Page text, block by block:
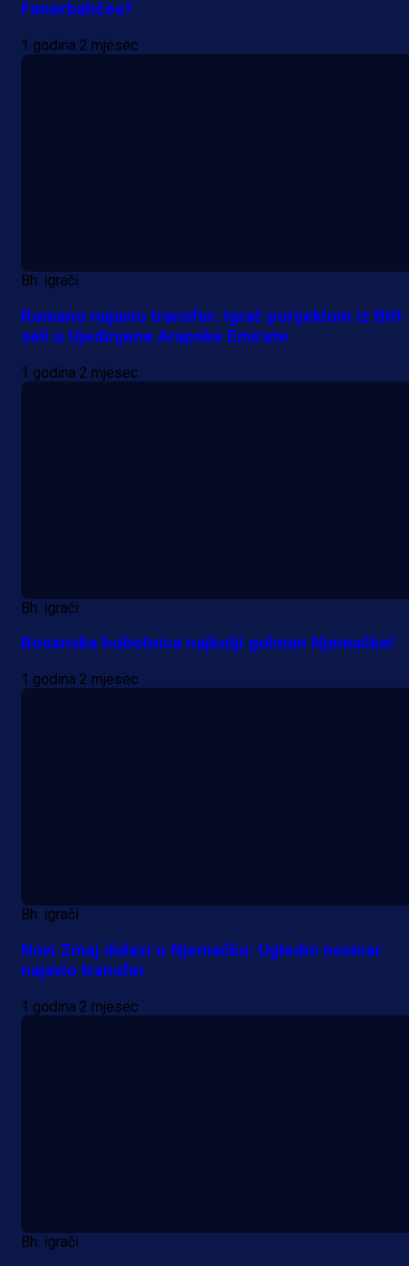
Fenerbahčea?
1 godina 2 mjesec
Bh. igrači
Romano najavio transfer: Igrač porijeklom iz BiH
seli u Ujedinjene Arapske Emirate
1 godina 2 mjesec
Bh. igrači
Bosanska hobotnica najbolji golman Njemačke!
1 godina 2 mjesec
Bh. igrači
Novi Zmaj dolazi u Njemačku: Ugledni novinar
najavio transfer
1 godina 2 mjesec
Bh. igrači